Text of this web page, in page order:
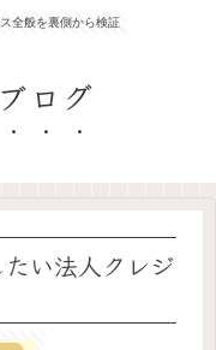
全般を裏側から検証
ログ
い法人クレジ